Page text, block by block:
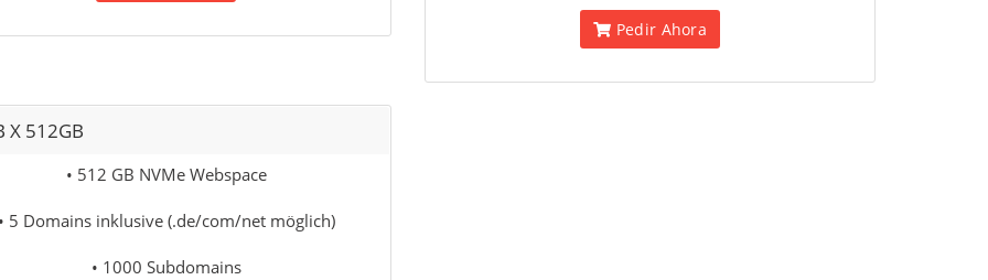
Pedir Ahora
X 512GB
• 512 GB NVMe Webspace
5 Domains inklusive (.de/com/net möglich)
• 1000 Subdomains